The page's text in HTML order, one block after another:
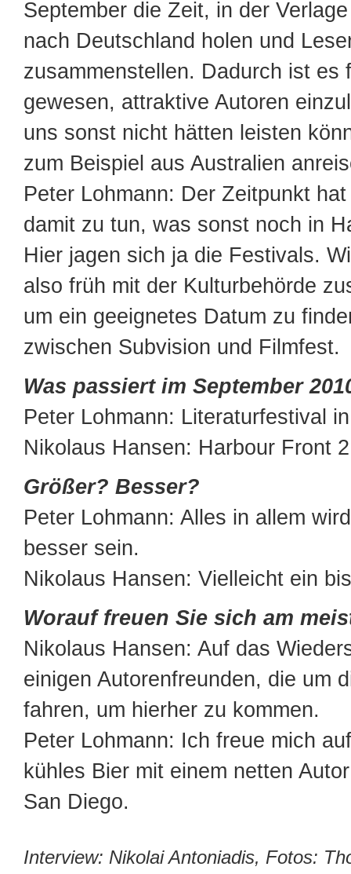
September die Zeit, in der
nach Deutschland holen und
zusammenstellen. Dadurch ist es
gewesen, attraktive Autoren
uns sonst nicht hätten leisten
zum Beispiel aus Australien
Peter Lohmann: Der Zeitpunkt
damit zu tun, was sonst noch in
Hier jagen sich ja die Festivals.
also früh mit der Kulturbehörde
um ein geeignetes Datum zu
zwischen Subvision und Filmfest.
Was passiert im September
Peter Lohmann: Literaturfestival
Nikolaus Hansen: Harbour Front
Größer? Besser?
Peter Lohmann: Alles in allem
besser sein.
Nikolaus Hansen: Vielleicht ein
Worauf freuen Sie sich am
Nikolaus Hansen: Auf das
einigen Autorenfreunden, die um
fahren, um hierher zu kommen.
Peter Lohmann: Ich freue mich
kühles Bier mit einem netten
San Diego.
Interview: Nikolai Antoniadis, Fotos: